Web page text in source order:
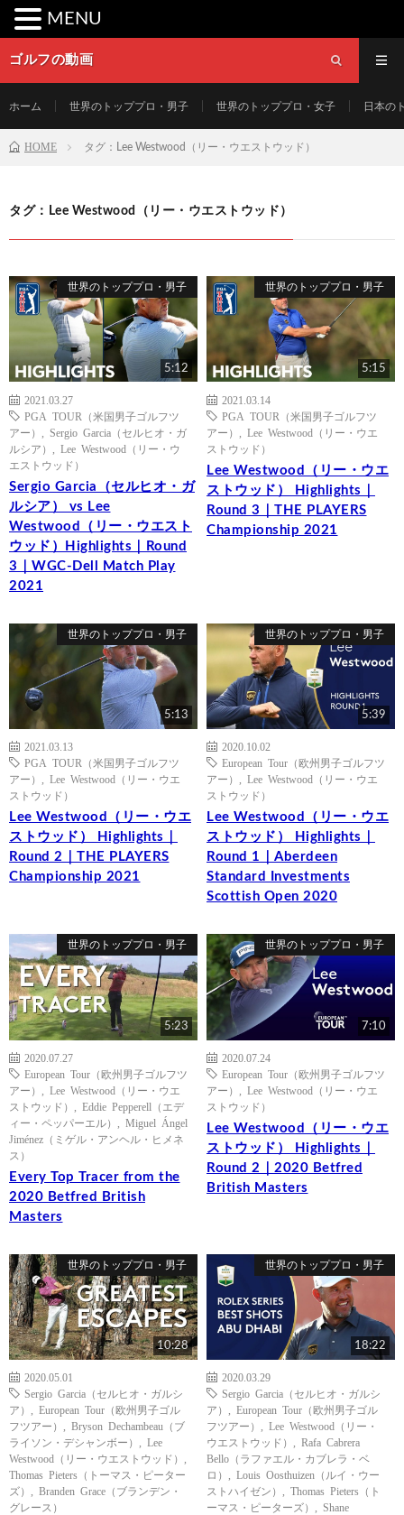
ゴルフの動画
ホーム 世界のトッププロ・男子 世界のトッププロ・女子 日本の
HOME タグ：Lee Westwood（リー・ウエストウッド）
タグ：Lee Westwood（リー・ウエストウッド）
世界のトッププロ・男子
5:12
2021.03.27
PGA TOUR（米国男子ゴルフツ
アー）
Sergio Garcia（セルヒオ・ガ
ルシア）
Lee Westwood（リー・ウ
エストウッド）
Sergio Garcia（セルヒオ・ガ
ルシア） vs Lee
Westwood（リー・ウエスト
ウッド）Highlights｜Round
3｜WGC-Dell Match Play
2021
世界のトッププロ・男子
5:15
2021.03.14
PGA TOUR（米国男子ゴルフツ
アー）
Lee Westwood（リー・ウエ
ストウッド）
Lee Westwood（リー・ウエ
ストウッド） Highlights｜
Round 3｜THE PLAYERS
Championship 2021
世界のトッププロ・男子
5:13
2021.03.13
PGA TOUR（米国男子ゴルフツ
アー）
Lee Westwood（リー・ウエ
ストウッド）
Lee Westwood（リー・ウエ
ストウッド） Highlights｜
Round 2｜THE PLAYERS
Championship 2021
世界のトッププロ・男子
5:39
2020.10.02
European Tour（欧州男子ゴルフツ
アー）
Lee Westwood（リー・ウエ
ストウッド）
Lee Westwood（リー・ウエ
ストウッド） Highlights｜
Round 1｜Aberdeen
Standard Investments
Scottish Open 2020
世界のトッププロ・男子
5:23
2020.07.27
European Tour（欧州男子ゴルフツ
アー）
Lee Westwood（リー・ウエ
ストウッド）
Eddie Pepperell（エデ
ィー・ペッパーエル）
Miguel Ángel
Jiménez（ミゲル・アンヘル・ヒメネ
ス）
Every Top Tracer from the
2020 Betfred British
Masters
世界のトッププロ・男子
7:10
2020.07.24
European Tour（欧州男子ゴルフツ
アー）
Lee Westwood（リー・ウエ
ストウッド）
Lee Westwood（リー・ウエ
ストウッド） Highlights｜
Round 2｜2020 Betfred
British Masters
世界のトッププロ・男子
10:28
2020.05.01
Sergio Garcia（セルヒオ・ガルシ
ア）
European Tour（欧州男子ゴル
フツアー）
Bryson Dechambeau（ブ
ライソン・デシャンボー）
Lee
Westwood（リー・ウエストウッド）
Thomas Pieters（トーマス・ピーター
ズ）
Branden Grace（ブランデン・
グレース）
世界のトッププロ・男子
18:22
2020.03.29
Sergio Garcia（セルヒオ・ガルシ
ア）
European Tour（欧州男子ゴル
フツアー）
Lee Westwood（リー・
ウエストウッド）
Rafa Cabrera
Bello（ラファエル・カブレラ・ベ
ロ）
Louis Oosthuizen（ルイ・ウー
ストハイゼン）
Thomas Pieters（ト
ーマス・ピーターズ）
Shane
MENU